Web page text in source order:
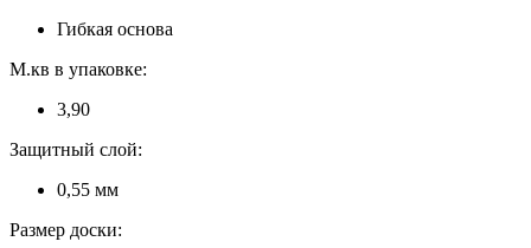
Гибкая основа
М.кв в упаковке:
3,90
Защитный слой:
0,55 мм
Размер доски: